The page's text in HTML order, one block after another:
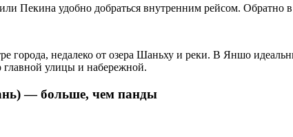
Пекина удобно добраться внутренним рейсом. Обратно
города, недалеко от озера Шаньху и реки. В Яншо
главной улицы и набережной.
— больше, чем панды